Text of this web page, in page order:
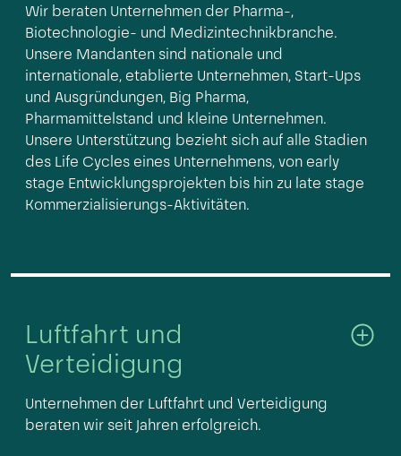
Wir beraten Unternehmen der Pharma-,
Biotechnologie- und Medizintechnikbranche.
Unsere Mandanten sind nationale und
internationale, etablierte Unternehmen, Start-Ups
und Ausgründungen, Big Pharma,
Pharmamittelstand und kleine Unternehmen.
Unsere Unterstützung bezieht sich auf alle Stadien
des Life Cycles eines Unternehmens, von early
stage Entwicklungsprojekten bis hin zu late stage
Kommerzialisierungs-Aktivitäten.
Luftfahrt und
Verteidigung
Unternehmen der Luftfahrt und Verteidigung
beraten wir seit Jahren erfolgreich.